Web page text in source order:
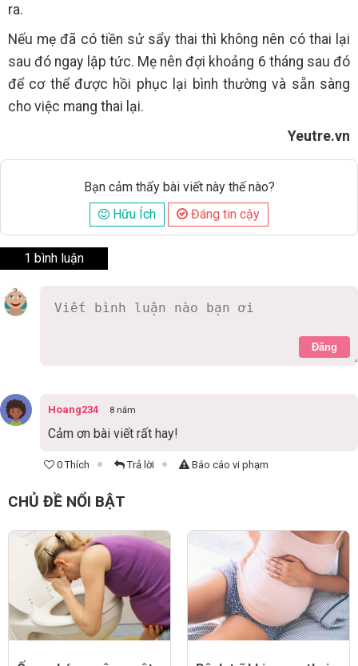
ra.
Nếu mẹ đã có tiền sử sẩy thai thì không nên có thai lại
sau đó ngay lập tức. Mẹ nên đợi khoảng 6 tháng sau đó
để cơ thể được hồi phục lại bình thường và sẵn sàng
cho việc mang thai lại.
Yeutre.vn
Bạn cảm thấy bài viết này thế nào?
Hữu Ích
Đáng tin cậy
1 bình luận
Đăng
Hoang234 8 năm
Cảm ơn bài viết rất hay!
0 Thích Trả lời Báo cáo vi phạm
CHỦ ĐỀ NỔI BẬT